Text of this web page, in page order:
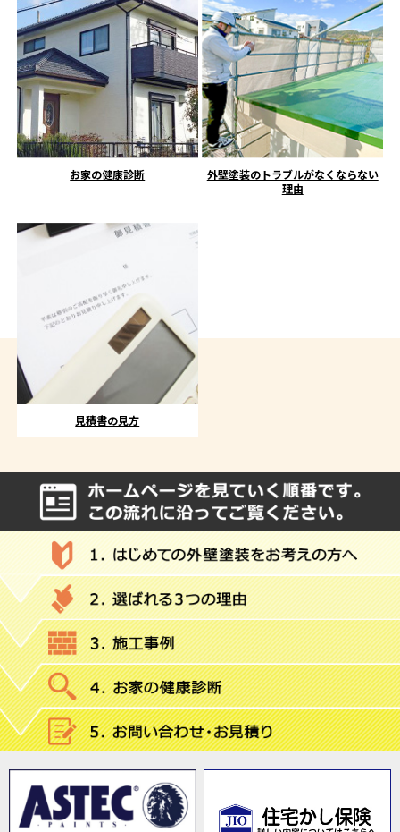
お家の健康診断
外壁塗装のトラブルがなくならない
理由
見積書の見方